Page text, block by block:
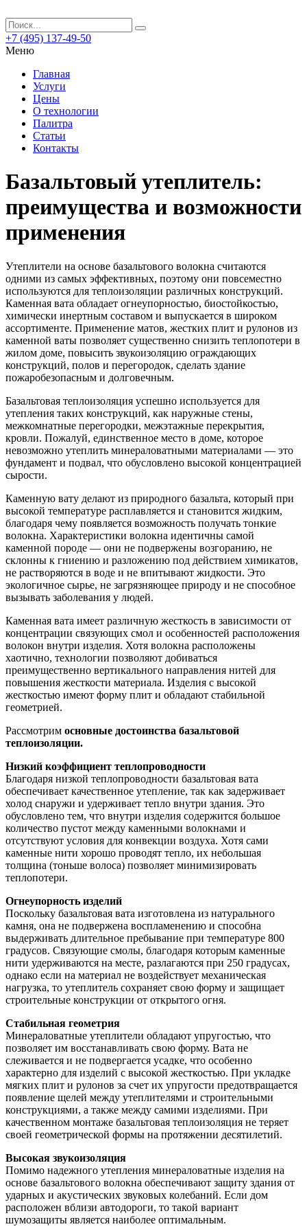
+7 (495) 137-49-50
Меню
Главная
Услуги
Цены
О технологии
Палитра
Статьи
Контакты
Базальтовый утеплитель:
преимущества и возможности
применения
Утеплители на основе базальтового волокна считаются
одними из самых эффективных, поэтому они повсеместно
используются для теплоизоляции различных конструкций.
Каменная вата обладает огнеупорностью, биостойкостью,
химически инертным составом и выпускается в широком
ассортименте. Применение матов, жестких плит и рулонов из
каменной ваты позволяет существенно снизить теплопотери в
жилом доме, повысить звукоизоляцию ограждающих
конструкций, полов и перегородок, сделать здание
пожаробезопасным и долговечным.
Базальтовая теплоизоляция успешно используется для
утепления таких конструкций, как наружные стены,
межкомнатные перегородки, межэтажные перекрытия,
кровли. Пожалуй, единственное место в доме, которое
невозможно утеплить минераловатными материалами — это
фундамент и подвал, что обусловлено высокой концентрацией
сырости.
Каменную вату делают из природного базальта, который при
высокой температуре расплавляется и становится жидким,
благодаря чему появляется возможность получать тонкие
волокна. Характеристики волокна идентичны самой
каменной породе — они не подвержены возгоранию, не
склонны к гниению и разложению под действием химикатов,
не растворяются в воде и не впитывают жидкости. Это
экологичное сырье, не загрязняющее природу и не способное
вызывать заболевания у людей.
Каменная вата имеет различную жесткость в зависимости от
концентрации связующих смол и особенностей расположения
волокон внутри изделия. Хотя волокна расположены
хаотично, технологии позволяют добиваться
преимущественно вертикального направления нитей для
повышения жесткости материала. Изделия с высокой
жесткостью имеют форму плит и обладают стабильной
геометрией.
Рассмотрим основные достоинства базальтовой
теплоизоляции.
Низкий коэффициент теплопроводности
Благодаря низкой теплопроводности базальтовая вата
обеспечивает качественное утепление, так как задерживает
холод снаружи и удерживает тепло внутри здания. Это
обусловлено тем, что внутри изделия содержится большое
количество пустот между каменными волокнами и
отсутствуют условия для конвекции воздуха. Хотя сами
каменные нити хорошо проводят тепло, их небольшая
толщина (тоньше волоса) позволяет минимизировать
теплопотери.
Огнеупорность изделий
Поскольку базальтовая вата изготовлена из натурального
камня, она не подвержена воспламенению и способна
выдерживать длительное пребывание при температуре 800
градусов. Связующие смолы, благодаря которым каменные
нити удерживаются на месте, разлагаются при 250 градусах,
однако если на материал не воздействует механическая
нагрузка, то утеплитель сохраняет свою форму и защищает
строительные конструкции от открытого огня.
Стабильная геометрия
Минераловатные утеплители обладают упругостью, что
позволяет им восстанавливать свою форму. Вата не
слеживается и не подвергается усадке, что особенно
характерно для изделий с высокой жесткостью. При укладке
мягких плит и рулонов за счет их упругости предотвращается
появление щелей между утеплителями и строительными
конструкциями, а также между самими изделиями. При
качественном монтаже базальтовая теплоизоляция не теряет
своей геометрической формы на протяжении десятилетий.
Высокая звукоизоляция
Помимо надежного утепления минераловатные изделия на
основе базальтового волокна обеспечивают защиту здания от
ударных и акустических звуковых колебаний. Если дом
расположен вблизи автодороги, то такой вариант
шумозащиты является наиболее оптимальным.